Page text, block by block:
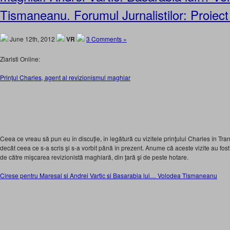
Tismaneanu. Forumul Jurnalistilor:
June 12th, 2012 VR 3 Comments »
Ziaristi Online:
Prinţul Charles, agent al revizionismul maghiar
Ceea ce vreau să pun eu în discuţie, în legătură cu vizitele prinţului Charles în
decât ceea ce s-a scris şi s-a vorbit până în prezent. Anume că aceste vizite au
de către mişcarea revizionistă maghiară, din ţară şi de peste hotare.
Cirese pentru Maresal si Andrei Vartic si Basarabia lui… Volodea Tismaneanu